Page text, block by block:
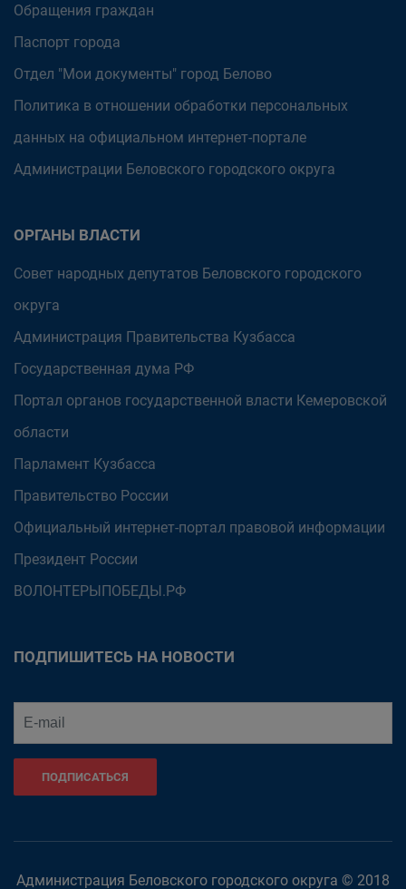
Обращения граждан
Паспорт города
Отдел "Мои документы" город Белово
Политика в отношении обработки персональных
данных на официальном интернет-портале
Администрации Беловского городского округа
ОРГАНЫ ВЛАСТИ
Совет народных депутатов Беловского городского
округа
Администрация Правительства Кузбасса
Государственная дума РФ
Портал органов государственной власти Кемеровской
области
Парламент Кузбасса
Правительство России
Официальный интернет-портал правовой информации
Президент России
ВОЛОНТЕРЫПОБЕДЫ.РФ
ПОДПИШИТЕСЬ НА НОВОСТИ
ПОДПИСАТЬСЯ
Администрация Беловского городского округа © 2018